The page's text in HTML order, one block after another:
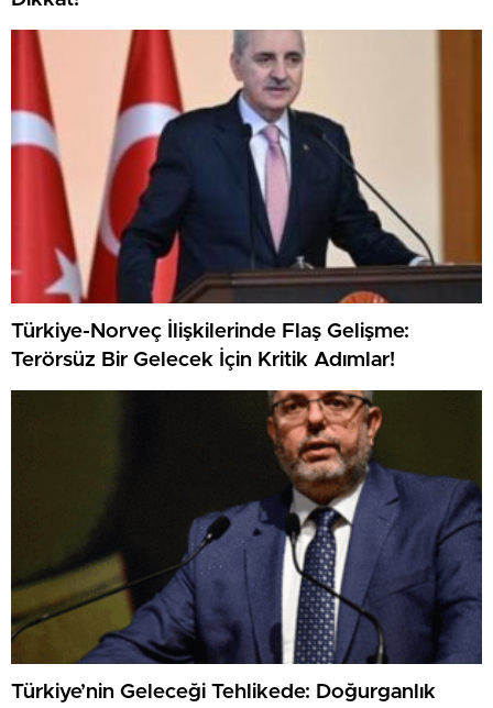
Türkiye-Norveç İlişkilerinde Flaş Gelişme:
Terörsüz Bir Gelecek İçin Kritik Adımlar!
Türkiye’nin Geleceği Tehlikede: Doğurganlık